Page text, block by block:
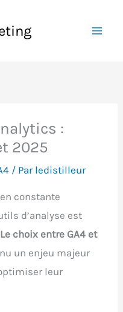
:
2025
/ Par ledistilleur
constante
d’analyse est
Le choix entre GA4 et
un enjeu majeur
leur